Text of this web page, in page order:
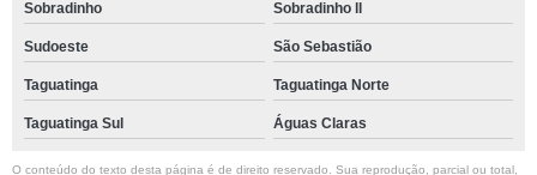
Sobradinho Sobradinho ll
Sudoeste São Sebastião
Taguatinga Taguatinga Norte
Taguatinga Sul Águas Claras
O conteúdo do texto desta página é de direito reservado. Sua reprodução, parcial ou total,